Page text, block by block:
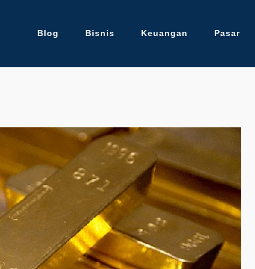
Blog Bisnis Keuangan Pasar